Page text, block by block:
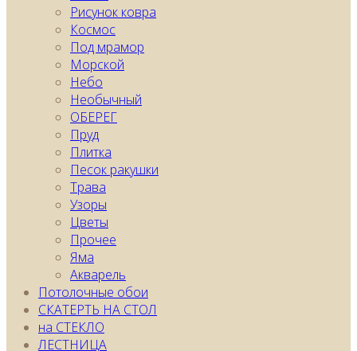
Рисунок ковра
Космос
Под мрамор
Морской
Небо
Необычный
ОБЕРЕГ
Пруд
Плитка
Песок ракушки
Трава
Узоры
Цветы
Прочее
Яма
Акварель
Потолочные обои
СКАТЕРТЬ НА СТОЛ
на СТЕКЛО
ЛЕСТНИЦА